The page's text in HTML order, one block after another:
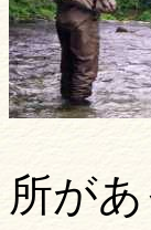
所が